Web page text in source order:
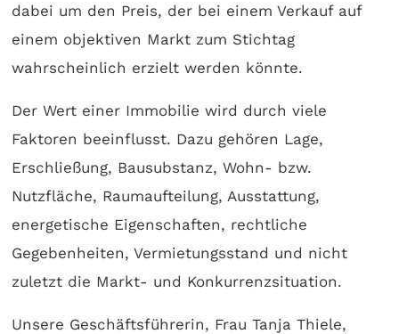
dabei um den Preis, der bei einem Verkauf auf
einem objektiven Markt zum Stichtag
wahrscheinlich erzielt werden könnte.
Der Wert einer Immobilie wird durch viele
Faktoren beeinflusst. Dazu gehören Lage,
Erschließung, Bausubstanz, Wohn- bzw.
Nutzfläche, Raumaufteilung, Ausstattung,
energetische Eigenschaften, rechtliche
Gegebenheiten, Vermietungsstand und nicht
zuletzt die Markt- und Konkurrenzsituation.
Unsere Geschäftsführerin, Frau Tanja Thiele,